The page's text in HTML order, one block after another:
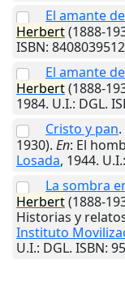
El amante
Herbert(1888-
ISBN:
El amante
Herbert(1888-
1984. U.I.: DGL.
Cristo y pan.
1930). En: El
Losada, 1944. U.I.
La sombra
Herbert(1888-
Historias y
Instituto
U.I.: DGL. ISBN: